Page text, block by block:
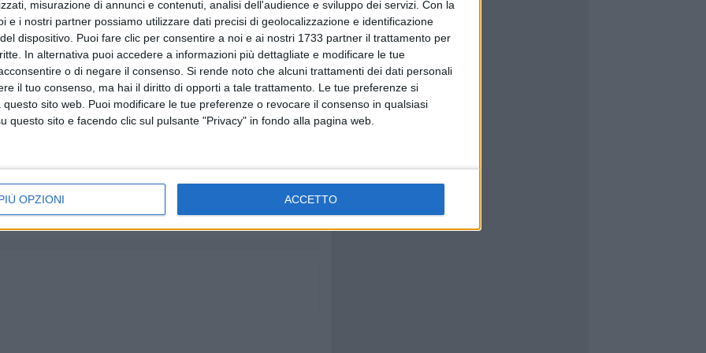
misurazione di annunci e contenuti, analisi dell'audience e sviluppo dei servizi. Con la
e i nostri partner possiamo utilizzare dati precisi di geolocalizzazione e identificazione
dispositivo. Puoi fare clic per consentire a noi e ai nostri 1733 partner il trattamento per
In alternativa puoi accedere a informazioni più dettagliate e modificare le tue
o di negare il consenso. Si rende noto che alcuni trattamenti dei dati personali
il tuo consenso, ma hai il diritto di opporti a tale trattamento. Le tue preferenze si
sito web. Puoi modificare le tue preferenze o revocare il consenso in qualsiasi
questo sito e facendo clic sul pulsante "Privacy" in fondo alla pagina web.
OPZIONI ACCETTO
il 10%, mentre la Lega cala vistosamente sino al 4,3-
di lunedì 26 settembre sul nostro portale.
di Giovinazzo per la festa della